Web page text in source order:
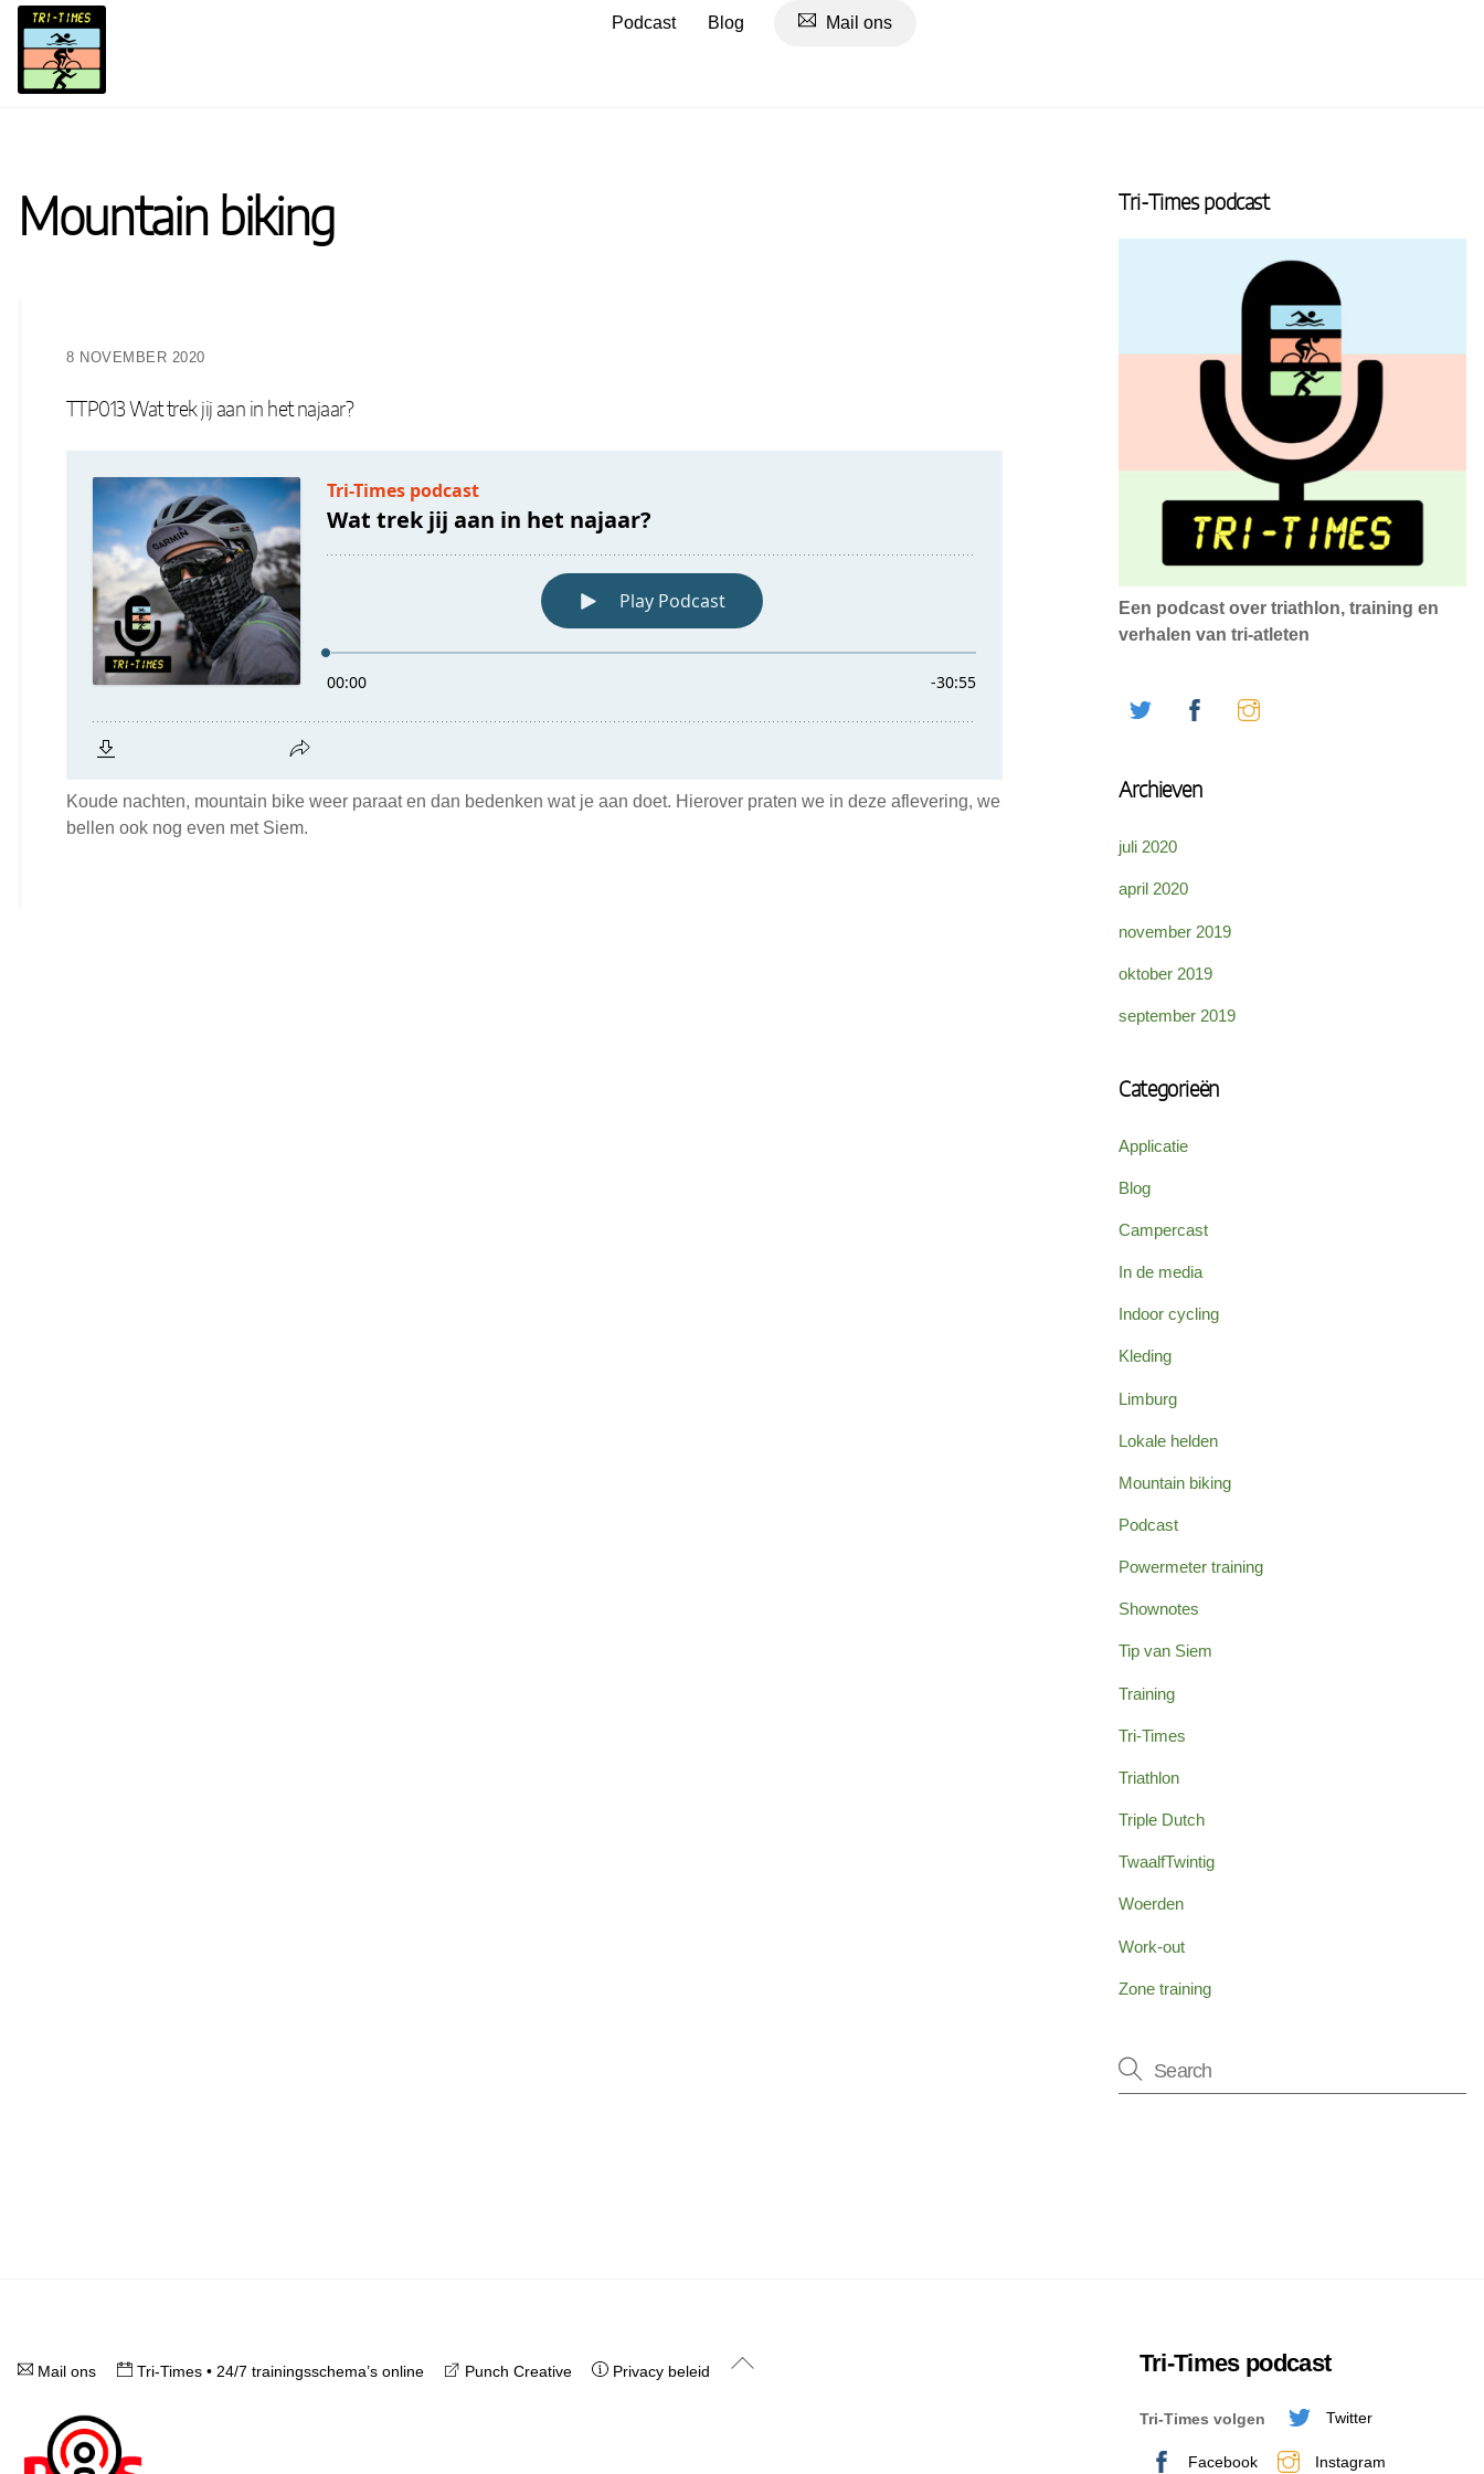
Skip
content
Podcast Blog Mail ons
Mountain biking
8 NOVEMBER 2020
TTP013 Wat trek jij aan in het najaar?
Koude nachten, mountain bike weer paraat en dan bedenken wat je aan doet. Hierover praten we in deze aflevering, we
bellen ook nog even met Siem.
Tri-Times podcast
Een podcast over triathlon, training en
verhalen van tri-atleten
Twitter Facebook
Archieven
juli 2020
april 2020
november 2019
oktober 2019
september 2019
Categorieën
Applicatie
Blog
Campercast
In de media
Indoor cycling
Kleding
Limburg
Lokale helden
Mountain biking
Podcast
Powermeter training
Shownotes
Tip van Siem
Training
Tri-Times
Triathlon
Triple Dutch
TwaalfTwintig
Woerden
Work-out
Zone training
Back
Tri-Times podcast
Tri-Times volgen Twitter
Facebook Instagram
Mail ons Tri-Times • 24/7 trainingsschema’s online Punch Creative Privacy beleid